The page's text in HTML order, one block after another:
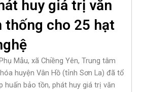
huy giá trị văn
thống cho 25 hạt
Mẫu, xã Chiềng Yên, Trung tâm
huyện Vân Hồ (tỉnh Sơn La) đã tổ
huấn bảo tồn, phát huy giá trị văn